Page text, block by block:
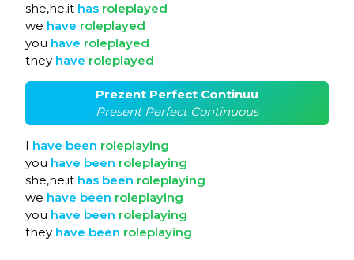
she,he,it has roleplayed
we have roleplayed
you have roleplayed
they have roleplayed
Prezent Perfect Continuu
Present Perfect Continuous
I have been roleplaying
you have been roleplaying
she,he,it has been roleplaying
we have been roleplaying
you have been roleplaying
they have been roleplaying